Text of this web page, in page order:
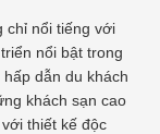
chỉ nổi tiếng với
nổi bật trong
dẫn du khách
khách sạn cao
thiết kế độc